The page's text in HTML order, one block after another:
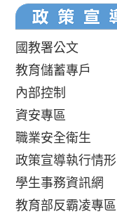
國教署公文
教育儲蓄專戶
內部控制
資安專區
職業安全衛生
政策宣導執行情形
學生事務資訊網
教育部反霸凌專區